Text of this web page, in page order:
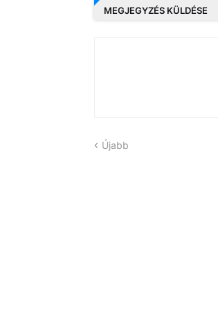
MEGJEGYZÉS KÜLDÉSE
Újabb